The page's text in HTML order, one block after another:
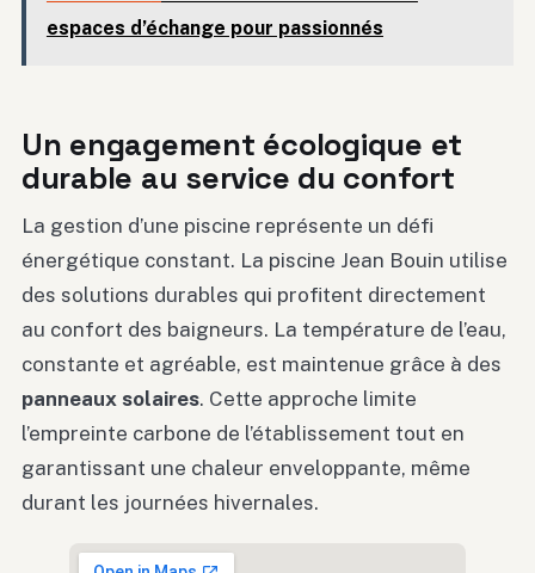
espaces d’échange pour passionnés
Un engagement écologique et
durable au service du confort
La gestion d’une piscine représente un défi
énergétique constant. La piscine Jean Bouin utilise
des solutions durables qui profitent directement
au confort des baigneurs. La température de l’eau,
constante et agréable, est maintenue grâce à des
panneaux solaires. Cette approche limite
l’empreinte carbone de l’établissement tout en
garantissant une chaleur enveloppante, même
durant les journées hivernales.